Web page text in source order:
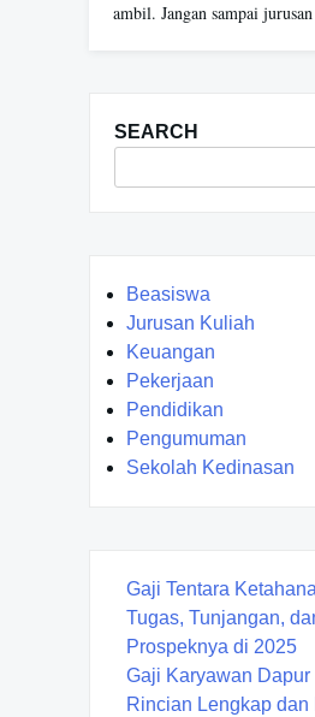
ambil. Jangan sampai
SEARCH
Beasiswa
Jurusan Kuliah
Keuangan
Pekerjaan
Pendidikan
Pengumuman
Sekolah Kedinasan
Gaji Tentara
Tugas, Tunjangan,
Prospeknya di 2025
Gaji Karyawan Dapur
Rincian Lengkap dan